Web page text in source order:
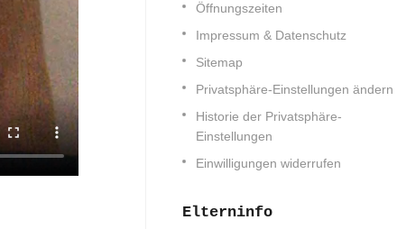
Öffnungszeiten
Impressum & Datenschutz
Sitemap
Privatsphäre-Einstellungen ändern
Historie der Privatsphäre-
Einstellungen
Einwilligungen widerrufen
Elterninfo